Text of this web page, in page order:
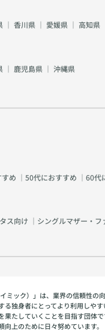
｜ 香川県 ｜ 愛媛県 ｜ 高知県
｜ 鹿児島県 ｜ 沖縄県
め ｜ 50代におすすめ ｜ 60代
ス向け ｜ シングルマザー・フ
イミック）」は、業界の信頼性
る独身者にとってより利用しやす
果たしていくことを目指す団体
向上のために日々努めています。